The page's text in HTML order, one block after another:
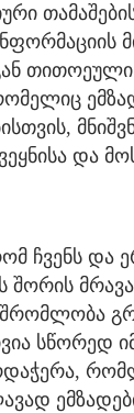
თამაშების
თითოეული
და
ჩვენს და
შორის
სწორედ